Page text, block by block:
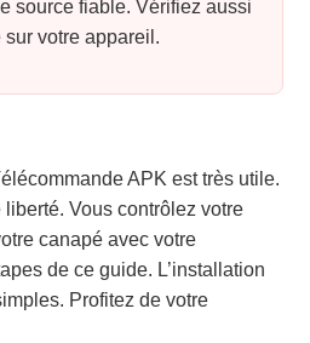
source fiable. Vérifiez aussi
sur votre appareil.
APK est très utile.
Vous contrôlez votre
canapé avec votre
de ce guide. L’installation
Profitez de votre